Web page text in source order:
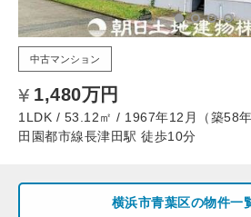
中古マンション
1,480万円
1LDK / 53.12㎡ / 1967年12月（築58年
田園都市線長津田駅 徒歩10分
横浜市青葉区の物件一